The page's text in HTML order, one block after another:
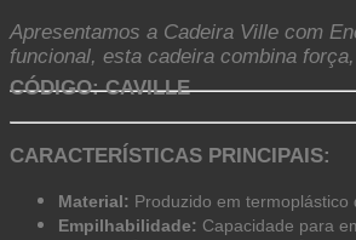
Apresentamos a Cadeira Ville com
funcional, esta cadeira combina
CÓDIGO: CAVILLE
CARACTERÍSTICAS PRINCIPAIS:
Material: Produzido em
Empilhabilidade: Capacidade para